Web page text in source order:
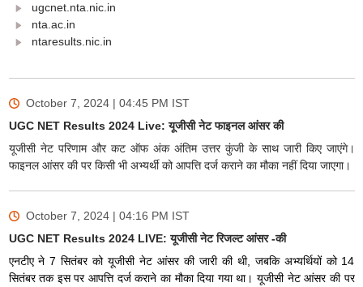
ugcnet.nta.nic.in
nta.ac.in
ntaresults.nic.in
October 7, 2024 | 04:45 PM IST
UGC NET Results 2024 Live: यूजीसी नेट फाइनल आंसर की
यूजीसी नेट परिणाम और कट ऑफ अंक अंतिम उत्तर कुंजी के साथ जारी किए जाएंगे।
फाइनल आंसर की पर किसी भी अभ्यर्थी को आपत्ति दर्ज कराने का मौका नहीं दिया जाएगा।
October 7, 2024 | 04:16 PM IST
UGC NET Results 2024 LIVE: यूजीसी नेट रिजल्ट आंसर -की
एनटीए ने 7 सितंबर को यूजीसी नेट आंसर की जारी की थी, जबकि अभ्यर्थियों को 14
सितंबर तक इस पर आपत्ति दर्ज कराने का मौका दिया गया था। यूजीसी नेट आंसर की पर